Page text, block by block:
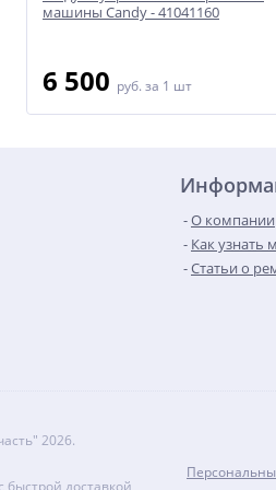
машины Candy - 41041160
6 500 руб. за 1 шт
О компании
Как узнать
Статьи о
2026.
быстрой доставкой